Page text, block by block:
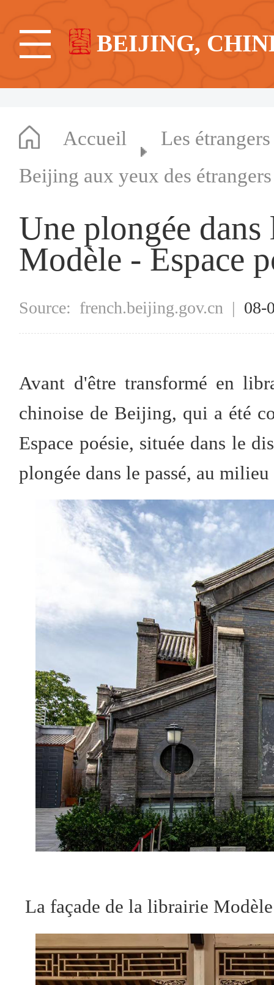
BEIJING,
Accueil
Les
Beijing aux yeux des étrangers
Une plongée
Modèle - Espace
Source: french.beijing.gov.cn | 08-
Avant d'être transformé en
chinoise de Beijing, qui a été
Espace poésie, située dans le
plongée dans le passé, au
La façade de la librairie